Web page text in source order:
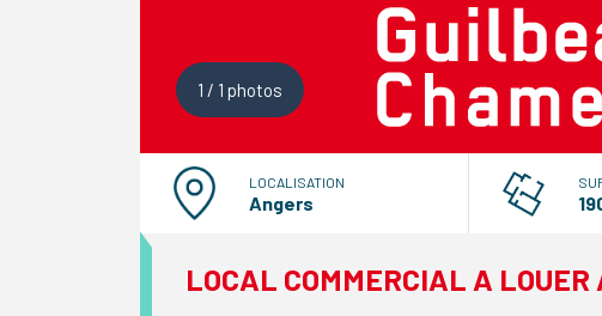
1 / 1 photos
LOCALISATION
Angers
LOCAL COMMERCIAL A